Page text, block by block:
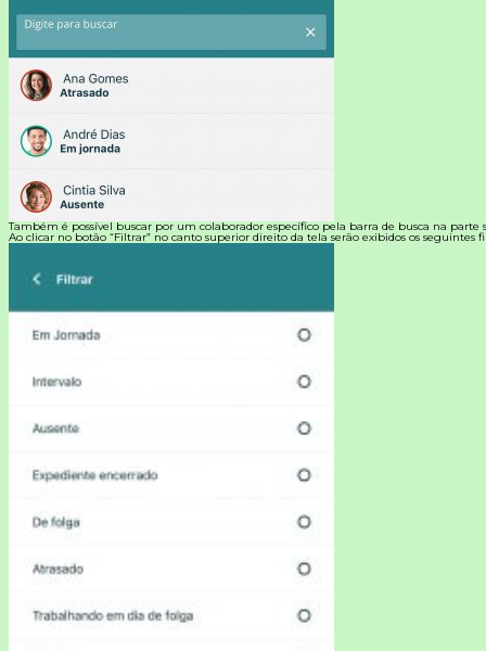
Também é possível buscar por um colaborador específico pela barra de busca na parte
Ao clicar no botão “Filtrar” no canto superior direito da tela serão exibidos os seguintes